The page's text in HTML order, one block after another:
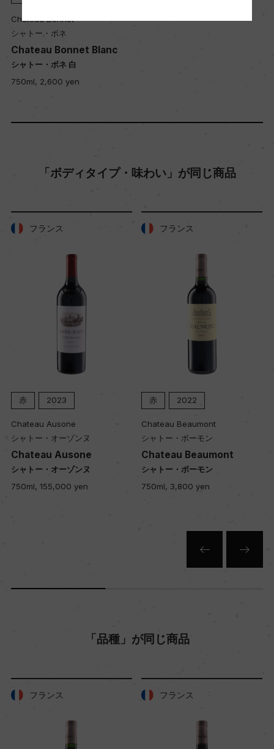
国内ワイン専門誌評価歴
ー
Wine Spectator 得点
醗酵：ステンレスタンク
年間生産量
17年
12
Chateau Bonnet
シャトー・ボネ
Chateau Bonnet Blanc
シャトー・ボネ 白
750ml, 2,600 yen
「ボディタイプ・味わい」が同じ商品
フランス
赤 2023
Chateau Ausone
シャトー・オーゾンヌ
Chateau Ausone
シャトー・オーゾンヌ
750ml, 155,000 yen
フランス
赤 2022
Chateau Beaumont
シャトー・ボーモン
Chateau Beaumont
シャトー・ボーモン
750ml, 3,800 yen
「品種」が同じ商品
フランス フランス